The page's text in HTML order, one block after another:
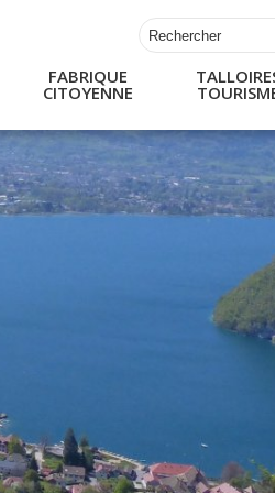
FABRIQUE
CITOYENNE